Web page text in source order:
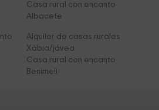
Casa rural con encanto
Albacete
Alquiler de casas rurales
Xàbia/jávea
Casa rural con encanto
Benimeli